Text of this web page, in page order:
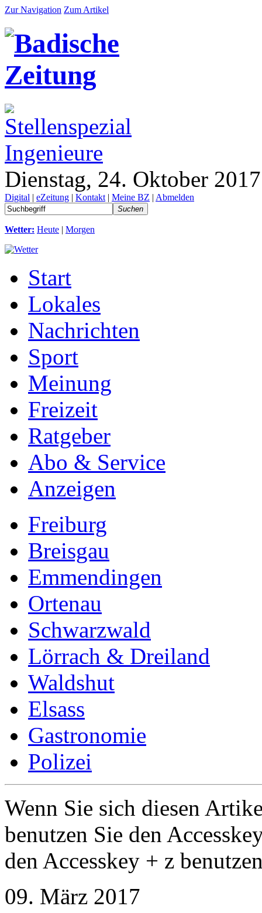
Zur Navigation Zum Artikel
Dienstag, 24. Oktober 2017
Digital | eZeitung | Kontakt | Meine BZ | Abmelden
Suchen
Wetter: Heute | Morgen
Start
Lokales
Nachrichten
Sport
Meinung
Freizeit
Ratgeber
Abo & Service
Anzeigen
Freiburg
Breisgau
Emmendingen
Ortenau
Schwarzwald
Lörrach & Dreiland
Waldshut
Elsass
Gastronomie
Polizei
Wenn Sie sich diesen
benutzen Sie den
den Accesskey + z
09. März 2017